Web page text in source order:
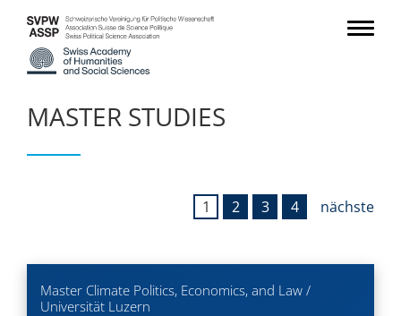
MASTER STUDIES
1 2 3 4 nächste
Master Climate Politics, Economics, and Law /
Universität Luzern